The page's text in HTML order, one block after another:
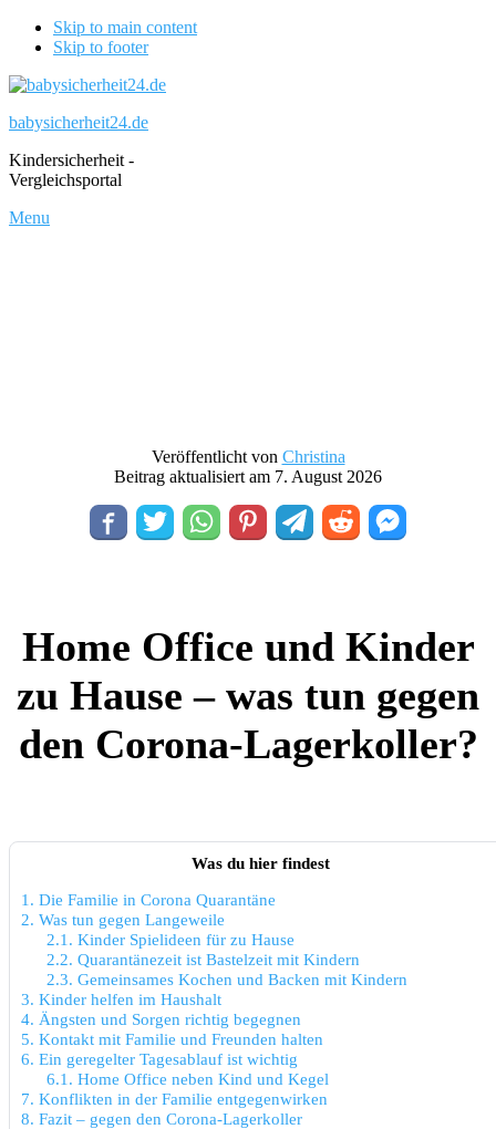
Skip to main content
Skip to footer
babysicherheit24.de
Kindersicherheit -
Vergleichsportal
Menu
Veröffentlicht von Christina
Beitrag aktualisiert am 7. August 2026
Home Office und Kinder
zu Hause – was tun gegen
den Corona-Lagerkoller?
Was du hier findest
1. Die Familie in Corona Quarantäne
2. Was tun gegen Langeweile
2.1. Kinder Spielideen für zu Hause
2.2. Quarantänezeit ist Bastelzeit mit Kindern
2.3. Gemeinsames Kochen und Backen mit Kindern
3. Kinder helfen im Haushalt
4. Ängsten und Sorgen richtig begegnen
5. Kontakt mit Familie und Freunden halten
6. Ein geregelter Tagesablauf ist wichtig
6.1. Home Office neben Kind und Kegel
7. Konflikten in der Familie entgegenwirken
8. Fazit – gegen den Corona-Lagerkoller